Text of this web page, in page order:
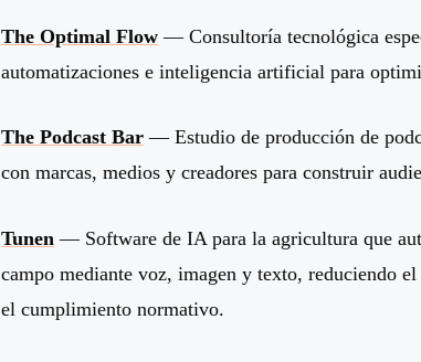
The Optimal Flow — Consultoría tecnológica
automatizaciones e inteligencia artificial para
The Podcast Bar — Estudio de producción de
con marcas, medios y creadores para construir
Tunen — Software de IA para la agricultura que
campo mediante voz, imagen y texto, reduciendo
el cumplimiento normativo.